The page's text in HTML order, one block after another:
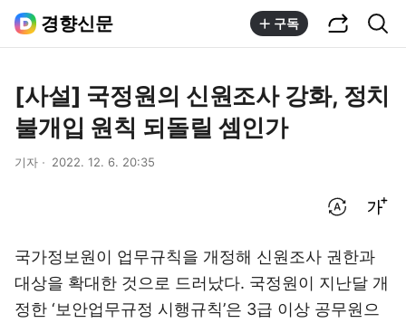
경향신문 구독
[사설] 국정원의 신원조사 강화, 정치
불개입 원칙 되돌릴 셈인가
기자 2022. 12. 6. 20:35
국가정보원이 업무규칙을 개정해 신원조사 권한과
대상을 확대한 것으로 드러났다. 국정원이 지난달 개
정한 ‘보안업무규정 시행규칙’은 3급 이상 공무원으